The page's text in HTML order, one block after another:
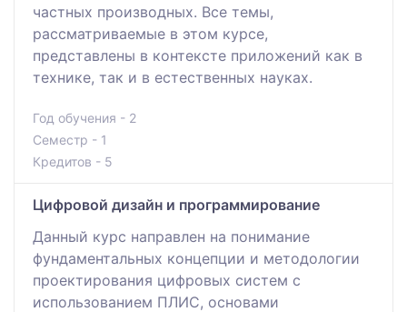
частных производных. Все темы,
рассматриваемые в этом курсе,
представлены в контексте приложений как в
технике, так и в естественных науках.
Год обучения - 2
Семестр - 1
Кредитов - 5
Цифровой дизайн и программирование
Данный курс направлен на понимание
фундаментальных концепции и методологии
проектирования цифровых систем с
использованием ПЛИС, основами